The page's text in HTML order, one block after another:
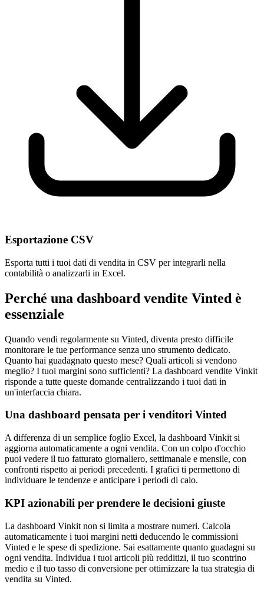
Esportazione CSV
Esporta tutti i tuoi dati di vendita in CSV per integrarli nella
contabilità o analizzarli in Excel.
Perché una dashboard vendite Vinted è
essenziale
Quando vendi regolarmente su Vinted, diventa presto difficile
monitorare le tue performance senza uno strumento dedicato.
Quanto hai guadagnato questo mese? Quali articoli si vendono
meglio? I tuoi margini sono sufficienti? La dashboard vendite Vinkit
risponde a tutte queste domande centralizzando i tuoi dati in
un'interfaccia chiara.
Una dashboard pensata per i venditori Vinted
A differenza di un semplice foglio Excel, la dashboard Vinkit si
aggiorna automaticamente a ogni vendita. Con un colpo d'occhio
puoi vedere il tuo fatturato giornaliero, settimanale e mensile, con
confronti rispetto ai periodi precedenti. I grafici ti permettono di
individuare le tendenze e anticipare i periodi di calo.
KPI azionabili per prendere le decisioni giuste
La dashboard Vinkit non si limita a mostrare numeri. Calcola
automaticamente i tuoi margini netti deducendo le commissioni
Vinted e le spese di spedizione. Sai esattamente quanto guadagni su
ogni vendita. Individua i tuoi articoli più redditizi, il tuo scontrino
medio e il tuo tasso di conversione per ottimizzare la tua strategia di
vendita su Vinted.